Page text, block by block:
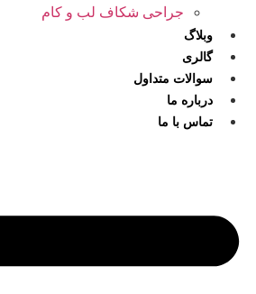
جراحی شکاف لب و کام
وبلاگ
گالری
سوالات متداول
درباره ما
تماس با ما